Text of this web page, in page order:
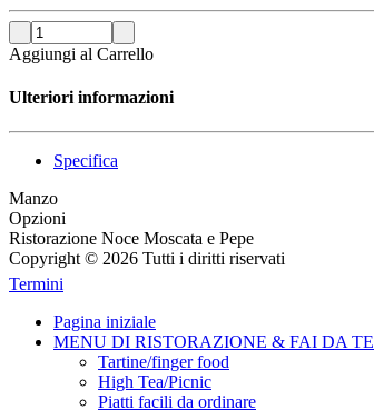
Aggiungi al Carrello
Ulteriori informazioni
Specifica
Manzo
Opzioni
Ristorazione Noce Moscata e Pepe
Copyright © 2026 Tutti i diritti riservati
Termini
Pagina iniziale
MENU DI RISTORAZIONE & FAI DA TE
Tartine/finger food
High Tea/Picnic
Piatti facili da ordinare